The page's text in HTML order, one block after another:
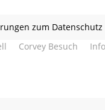
zum Datenschutz
Corvey Besuch Info